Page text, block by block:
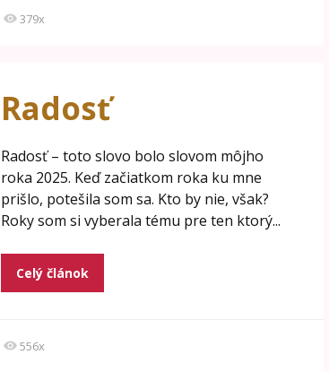
379x
Radosť
Radosť – toto slovo bolo slovom môjho
roka 2025. Keď začiatkom roka ku mne
prišlo, potešila som sa. Kto by nie, však?
Roky som si vyberala tému pre ten ktorý...
Celý článok
556x